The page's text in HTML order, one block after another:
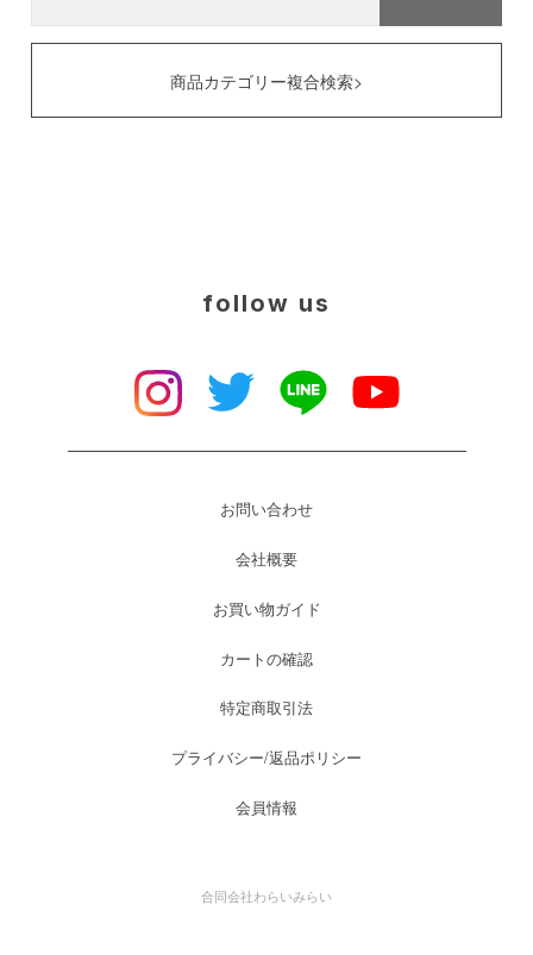
商品カテゴリー複合検索>
follow us
お問い合わせ
会社概要
お買い物ガイド
カートの確認
特定商取引法
プライバシー/返品ポリシー
会員情報
合同会社わらいみらい